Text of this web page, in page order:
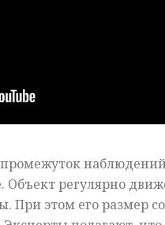
промежуток
регулярно
При этом его размер